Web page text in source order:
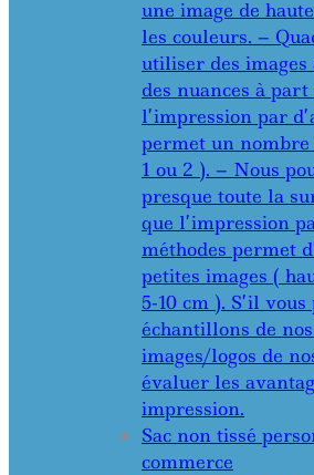
une image de
les couleurs. –
utiliser des
des nuances à
l’impression par
permet un
1 ou 2 ). – Nous
presque toute la
que l’impression
méthodes permet
petites images (
5-10 cm ). S’il
échantillons de
images/logos de
évaluer les
impression.
Sac non tissé
commerce